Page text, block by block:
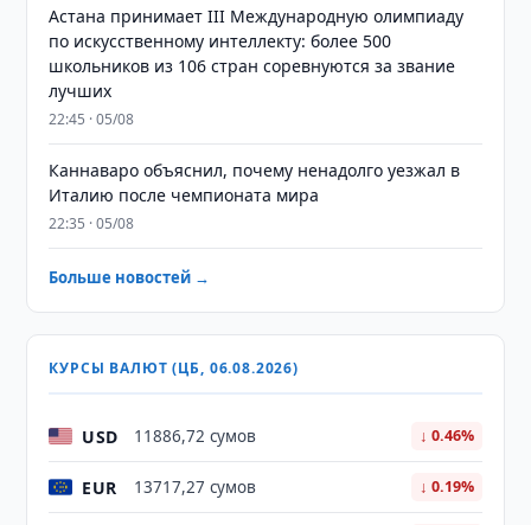
Астана принимает III Международную олимпиаду
по искусственному интеллекту: более 500
школьников из 106 стран соревнуются за звание
лучших
22:45 · 05/08
Каннаваро объяснил, почему ненадолго уезжал в
Италию после чемпионата мира
22:35 · 05/08
Больше новостей →
КУРСЫ ВАЛЮТ (ЦБ, 06.08.2026)
USD 11886,72 сумов ↓ 0.46%
EUR 13717,27 сумов ↓ 0.19%